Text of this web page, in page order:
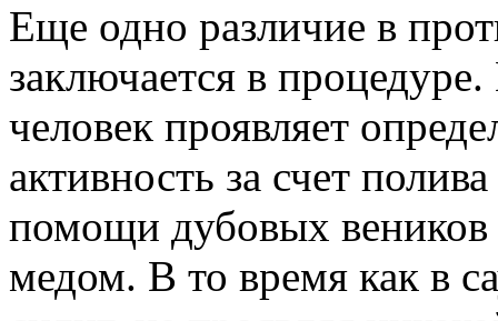
Еще одно различие в
заключается в
человек проявляет
активность за счет
помощи дубовых
медом. В то время как в